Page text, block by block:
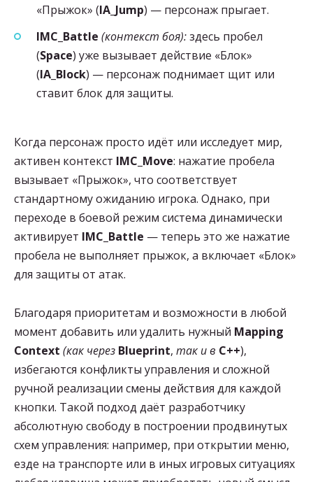
«Прыжок» (IA_Jump) — персонаж прыгает.
IMC_Battle (контекст боя):здесь пробел
(Space) уже вызывает действие «Блок»
(IA_Block) — персонаж поднимает щит или
ставит блок для защиты.
Когда персонаж просто идёт или исследует мир,
активен контекст IMC_Move: нажатие пробела
вызывает «Прыжок», что соответствует
стандартному ожиданию игрока. Однако, при
переходе в боевой режим система динамически
активирует IMC_Battle — теперь это же нажатие
пробела не выполняет прыжок, а включает «Блок»
для защиты от атак.
Благодаря приоритетам и возможности в любой
момент добавить или удалить нужный Mapping
Context (как через Blueprint, так и в C++),
избегаются конфликты управления и сложной
ручной реализации смены действия для каждой
кнопки. Такой подход даёт разработчику
абсолютную свободу в построении продвинутых
схем управления: например, при открытии меню,
езде на транспорте или в иных игровых ситуациях